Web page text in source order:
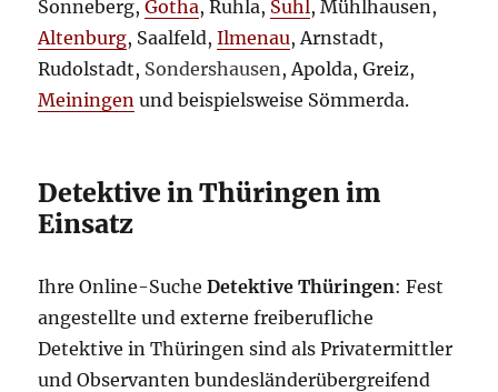
Sonneberg,Gotha, Ruhla, Suhl, Mühlhausen,
Altenburg, Saalfeld,Ilmenau, Arnstadt,
Rudolstadt, Sondershausen , Apolda, Greiz,
Meiningen und beispielsweise Sömmerda.
Detektive in Thüringen im
Einsatz
Ihre Online-SucheDetektive Thüringen: Fest
angestellte und externe freiberufliche
Detektive in Thüringen sind als Privatermittler
und Observanten bundesländerübergreifend